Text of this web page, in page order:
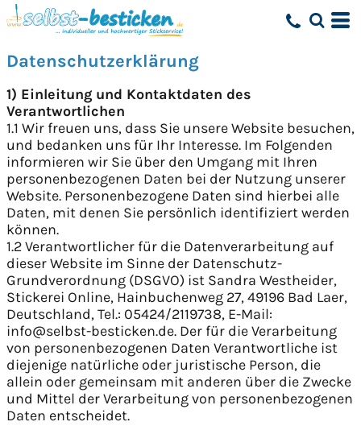
Datenschutzerklärung
1) Einleitung und Kontaktdaten des
Verantwortlichen
1.1 Wir freuen uns, dass Sie unsere Website besuchen,
und bedanken uns für Ihr Interesse. Im Folgenden
informieren wir Sie über den Umgang mit Ihren
personenbezogenen Daten bei der Nutzung unserer
Website. Personenbezogene Daten sind hierbei alle
Daten, mit denen Sie persönlich identifiziert werden
können.
1.2 Verantwortlicher für die Datenverarbeitung auf
dieser Website im Sinne der Datenschutz-
Grundverordnung (DSGVO) ist Sandra Westheider,
Stickerei Online, Hainbuchenweg 27, 49196 Bad Laer,
Deutschland, Tel.: 05424/2119738, E-Mail:
info@selbst-besticken.de. Der für die Verarbeitung
von personenbezogenen Daten Verantwortliche ist
diejenige natürliche oder juristische Person, die
allein oder gemeinsam mit anderen über die Zwecke
und Mittel der Verarbeitung von personenbezogenen
Daten entscheidet.